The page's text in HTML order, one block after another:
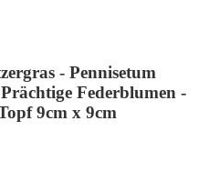
- Pennisetum
Federblumen -
9cm x 9cm